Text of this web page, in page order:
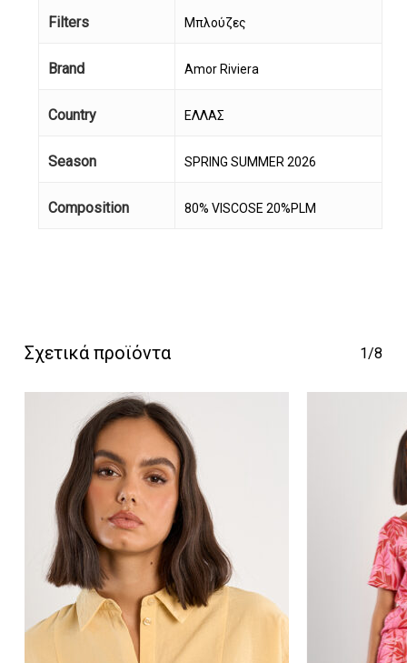
Κανένα προϊόν στο
Filters Μπλούζες
Brand Amor Riviera
Country ΕΛΛΑΣ
Season SPRING SUMMER 2026
Composition 80% VISCOSE 20%PLM
Σχετικά προϊόντα 1/8